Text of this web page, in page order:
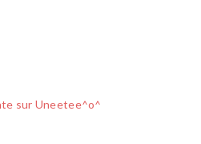
sur Uneetee^o^